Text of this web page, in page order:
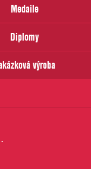
Medaile
Diplomy
výroba